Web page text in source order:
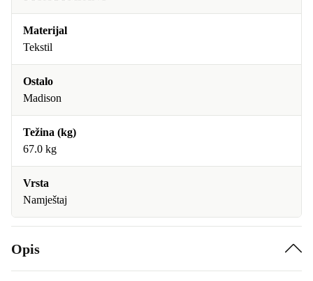
Materijal
Tekstil
Ostalo
Madison
Težina (kg)
67.0 kg
Vrsta
Namještaj
Opis